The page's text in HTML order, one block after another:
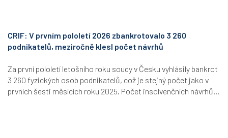
CRIF: V prvním pololetí 2026 zbankrotovalo 3 260
podnikatelů, meziročně klesl počet návrhů
Za první pololetí letošního roku soudy v Česku vyhlásily bankrot
3 260 fyzických osob podnikatelů, což je stejný počet jako v
prvních šesti měsících roku 2025. Počet insolvenčních návrhů...